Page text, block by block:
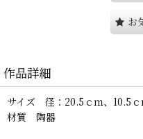
お
作品詳細
サイズ 径：20.5ｃｍ、10.5
材質 陶器